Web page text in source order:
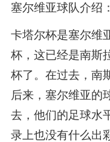
塞尔维亚球队介绍：
卡塔尔杯是塞尔维
杯，这已经是南斯
杯了。在过去，南
后来，塞尔维亚的
去，他们的足球水
录上也没有什么出